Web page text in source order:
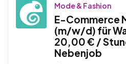
Mode & Fashion
E-Commerce
(m/w/d) für
20,00 € /
Nebenjob